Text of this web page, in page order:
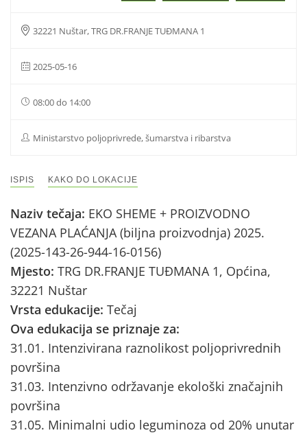
32221 Nuštar, TRG DR.FRANJE TUĐMANA 1
2025-05-16
08:00 do 14:00
Ministarstvo poljoprivrede, šumarstva i ribarstva
ISPIS KAKO DO LOKACIJE
Naziv tečaja: EKO SHEME + PROIZVODNO
VEZANA PLAĆANJA (biljna proizvodnja) 2025.
(2025-143-26-944-16-0156)
Mjesto: TRG DR.FRANJE TUĐMANA 1, Općina,
32221 Nuštar
Vrsta edukacije: Tečaj
Ova edukacija se priznaje za:
31.01. Intenzivirana raznolikost poljoprivrednih
površina
31.03. Intenzivno održavanje ekološki značajnih
površina
31.05. Minimalni udio leguminoza od 20% unutar